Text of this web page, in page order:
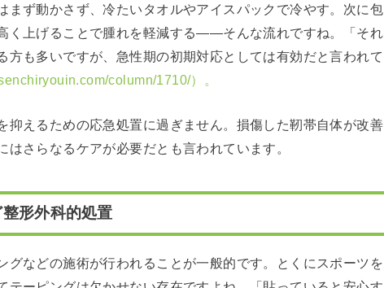
まず動かさず、冷たいタオルやアイスパックで冷やす。次に包
く上げることで腫れを軽減する——そんな流れですね。「それ
方も多いですが、急性期の初期対応としては有効だと言われて
column/1710/）。
抑えるための応急処置に過ぎません。損傷した靭帯自体が改善
さらなるケアが必要だとも言われています。
形外科的処置
グなどの施術が行われることが一般的です。とくにスポーツを